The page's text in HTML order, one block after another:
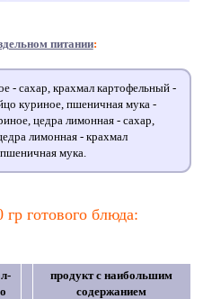
питании:
- сахар, крахмал картофельный -
куриное, пшеничная мука -
цедра лимонная - сахар,
лимонная - крахмал
мука.
готового блюда:
продукт с наибольшим
содержанием